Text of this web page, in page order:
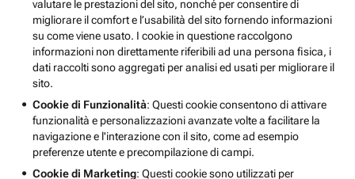
valutare le prestazioni del sito, nonché per consentire di
migliorare il comfort e l’usabilità del sito fornendo informazioni
su come viene usato. I cookie in questione raccolgono
informazioni non direttamente riferibili ad una persona fisica, i
dati raccolti sono aggregati per analisi ed usati per migliorare il
sito.
Cookie di Funzionalità: Questi cookie consentono di attivare
funzionalità e personalizzazioni avanzate volte a facilitare la
navigazione e l'interazione con il sito, come ad esempio
preferenze utente e precompilazione di campi.
Cookie di Marketing: Questi cookie sono utilizzati per